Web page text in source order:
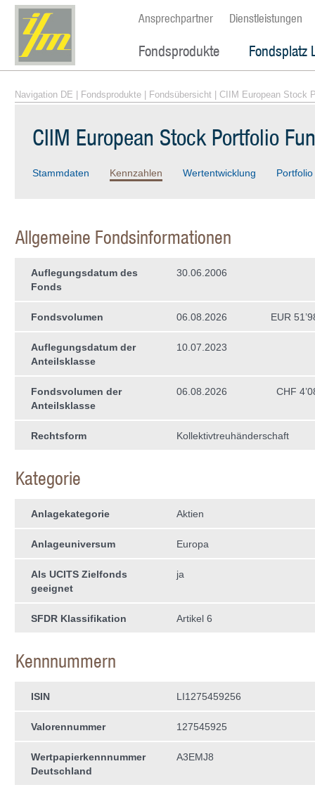
Ansprechpartner Dienstleistungen
Fondsprodukte Fondsplatz
Navigation DE Fondsprodukte Fondsübersicht | CIIM European Stock
CIIM European Stock Portfolio
Stammdaten Kennzahlen Wertentwicklung Portfolio
Allgemeine Fondsinformationen
Auflegungsdatum des
Fonds
30.06.2006
Fondsvolumen 06.08.2026 EUR
Auflegungsdatum der
Anteilsklasse
10.07.2023
Fondsvolumen der
Anteilsklasse
06.08.2026 CHF
Rechtsform Kollektivtreuhän­derschaft
Kategorie
Anlagekategorie Aktien
Anlageuniversum Europa
Als UCITS Zielfonds
geeignet
ja
SFDR Klassifikation Artikel 6
Kennnummern
ISIN LI1275459256
Valorennummer 127545925
Wertpapierkenn­nummer
Deutschland
A3EMJ8